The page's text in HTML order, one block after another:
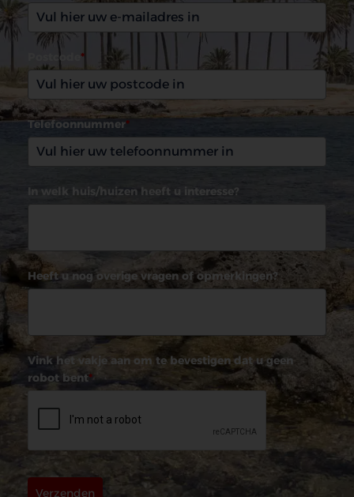
Postcode *
Telefoonnummer*
In welk huis/huizen heeft u interesse?
Heeft u nog overige vragen of opmerkingen?
Vink het vakje aan om te bevestigen dat u geen
robot bent*
Verzenden